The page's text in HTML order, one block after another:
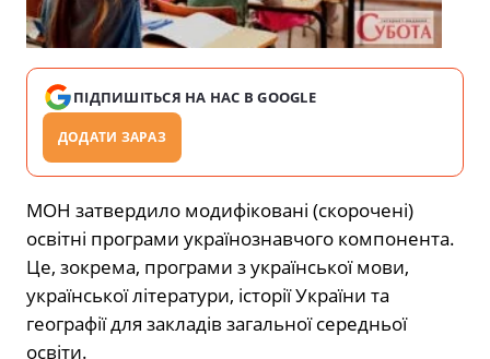
ПІДПИШІТЬСЯ НА НАС В GOOGLE
ДОДАТИ ЗАРАЗ
МОН затвердило модифіковані (скорочені)
освітні програми українознавчого компонента.
Це, зокрема, програми з української мови,
української літератури, історії України та
географії для закладів загальної середньої
освіти.